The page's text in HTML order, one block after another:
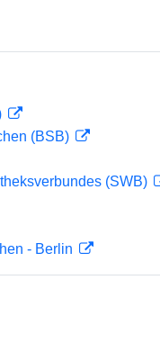
(BSB)
(SWB)
- Berlin